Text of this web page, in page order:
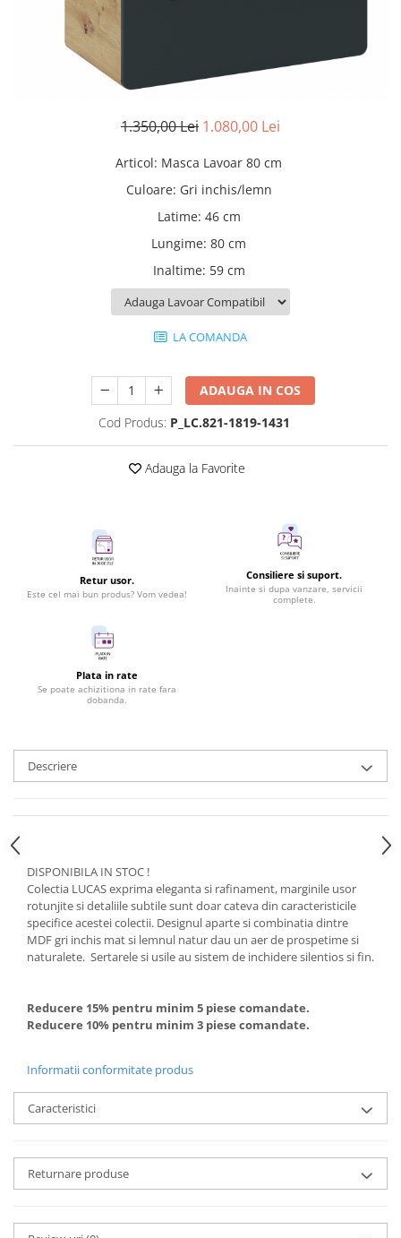
Oferte speciale
Banchete
Sezlong living
1.350,00 Lei 1.080,00 Lei
Articol: Masca Lavoar 80 cm
Culoare: Gri inchis/lemn
Latime: 46 cm
Lungime: 80 cm
Inaltime: 59 cm
LA COMANDA
ADAUGA IN COS
Cod Produs: P_LC.821-1819-1431
Adauga la Favorite
Retur usor.
Este cel mai bun produs? Vom vedea!
Consiliere si suport.
Inainte si dupa vanzare, servicii
complete.
Plata in rate
Se poate achizitiona in rate fara
dobanda.
Descriere
DISPONIBILA IN STOC !
Colectia LUCAS exprima eleganta si rafinament, marginile usor
rotunjite si detaliile subtile sunt doar cateva din caracteristicile
specifice acestei colectii. Designul aparte si combinatia dintre
MDF gri inchis mat si lemnul natur dau un aer de prospetime si
naturalete. Sertarele si usile au sistem de inchidere silentios si fin.
Reducere 15% pentru minim 5 piese comandate.
Reducere 10% pentru minim 3 piese comandate.
Informatii conformitate produs
Caracteristici
Returnare produse